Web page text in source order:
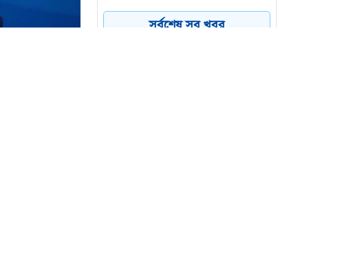
আমের ক্যারেটে অভিনব
কৌশলে ৩৭৭ বোতল
সর্বশেষ সব খবর